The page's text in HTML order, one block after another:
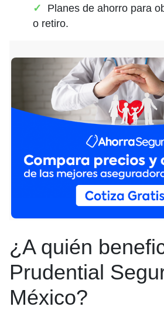
Planes de ahorro para
o retiro.
¿A quién
Prudential
México?